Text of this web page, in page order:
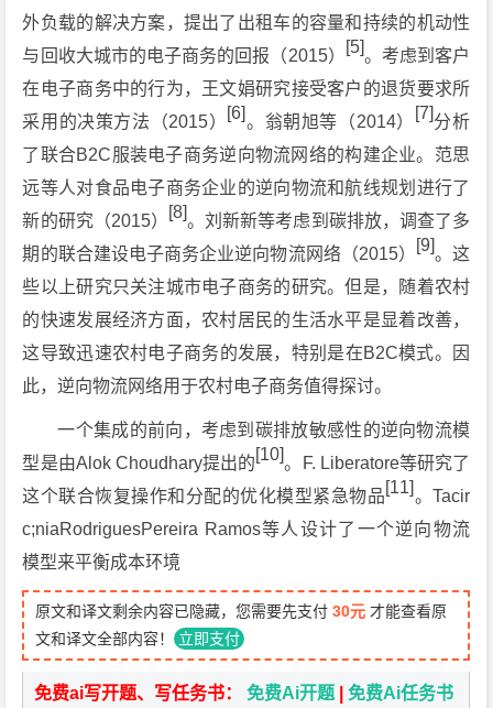
外负载的解决方案，提出了出租车的容量和持续的机动性
与回收大城市的电子商务的回报（2015）
[5]。考虑到客户
在电子商务中的行为，王文娟研究接受客户的退货要求所
采用的决策方法（2015） [6]。翁朝旭等（2014） [7]分析
了联合B2C服装电子商务逆向物流网络的构建企业。范思
远等人对食品电子商务企业的逆向物流和航线规划进行了
新的研究（2015）
[8]。刘新新等考虑到碳排放，调查了多
期的联合建设电子商务企业逆向物流网络（2015）
[9]。这
些以上研究只关注城市电子商务的研究。但是，随着农村
的快速发展经济方面，农村居民的生活水平是显着改善，
这导致迅速农村电子商务的发展，特别是在B2C模式。因
此，逆向物流网络用于农村电子商务值得探讨。
一个集成的前向，考虑到碳排放敏感性的逆向物流模
型是由Alok Choudhary提出的[10]。F. Liberatore等研究了
这个联合恢复操作和分配的优化模型紧急物品[11]。Tacir
c;niaRodriguesPereira Ramos等人设计了一个逆向物流
模型来平衡成本环境
原文和译文剩余内容已隐藏，您需要先支付30元 才能查看原
文和译文全部内容！ 立即支付
免费ai写开题、写任务书：免费Ai开题 |免费Ai任务书